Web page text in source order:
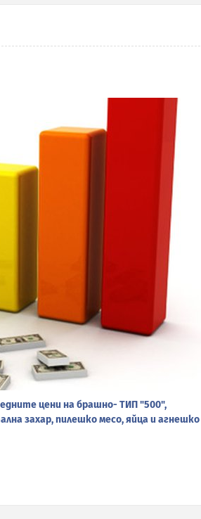
цени на брашно- ТИП "500",
захар, пилешко месо, яйца и